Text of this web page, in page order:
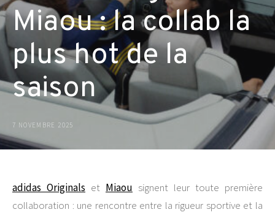
Miaou : la collab la
plus hot de la
saison
7 NOVEMBRE 2025
adidas Originals et Miaou signent leur toute première
collaboration : une rencontre entre la rigueur sportive et la